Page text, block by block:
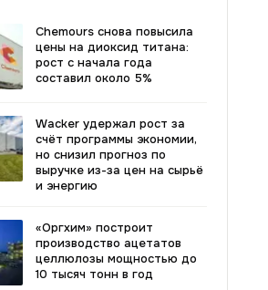
Chemours снова повысила
цены на диоксид титана:
рост с начала года
составил около 5%
Wacker удержал рост за
счёт программы экономии,
но снизил прогноз по
выручке из-за цен на сырьё
и энергию
«Оргхим» построит
производство ацетатов
целлюлозы мощностью до
10 тысяч тонн в год